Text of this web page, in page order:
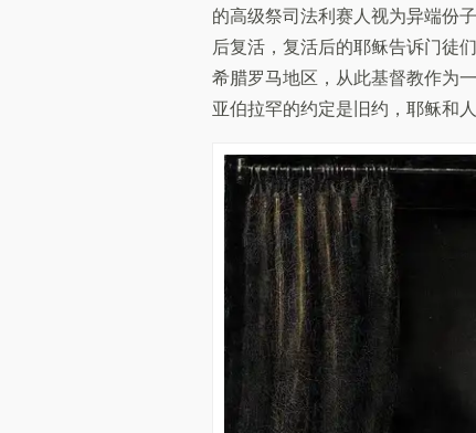
的高级祭司法利赛人视为异端份
后复活，复活后的耶稣告诉门徒
希腊罗马地区，从此基督教作为
亚伯拉罕的约定是旧约，耶稣和